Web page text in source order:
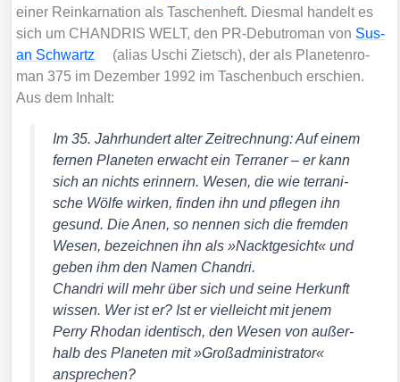
einer Reinkar­na­ti­on als Taschen­heft. Dies­mal han­delt es
sich um CHANDRIS WELT, den PR-Debut­ro­man von Sus­
an Schwartz
(ali­as Uschi Zietsch), der als Pla­ne­ten­ro­
man 375 im Dezem­ber 1992 im Taschen­buch erschien.
Aus dem Inhalt:
Im 35. Jahr­hun­dert alter Zeit­rech­nung: Auf einem
fer­nen Pla­ne­ten erwacht ein Ter­ra­ner – er kann
sich an nichts erin­nern. Wesen, die wie ter­ra­ni­
sche Wöl­fe wir­ken, fin­den ihn und pfle­gen ihn
gesund. Die Anen, so nen­nen sich die frem­den
Wesen, bezeich­nen ihn als »Nackt­ge­sicht« und
geben ihm den Namen Chandri.
Chandri will mehr über sich und sei­ne Her­kunft
wis­sen. Wer ist er? Ist er viel­leicht mit jenem
Per­ry Rho­dan iden­tisch, den Wesen von außer­
halb des Pla­ne­ten mit »Groß­ad­mi­nis­tra­tor«
anspre­chen?